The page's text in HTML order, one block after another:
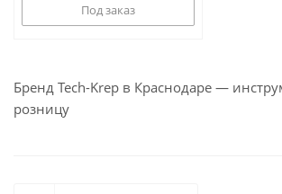
Под заказ
Бренд Tech-Krep в Краснодаре —
розницу